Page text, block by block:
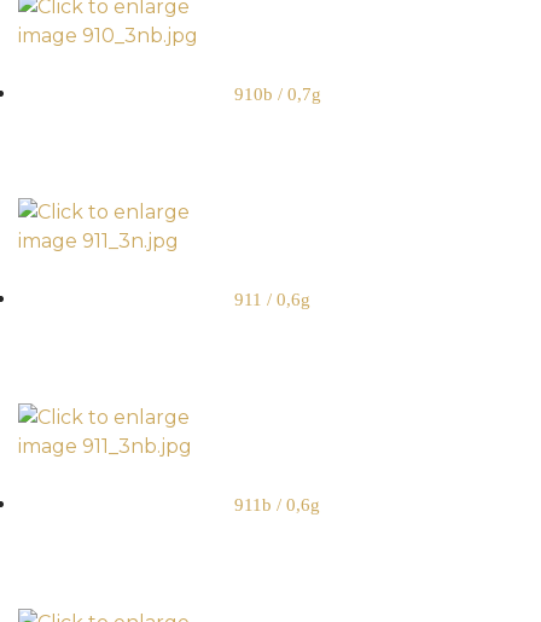
910b / 0,7g
911 / 0,6g
911b / 0,6g